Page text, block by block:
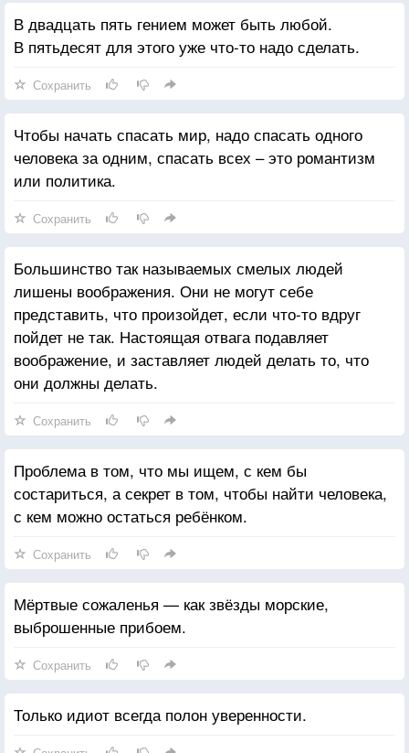
В двадцать пять гением может быть любой.
В пятьдесят для этого уже что-то надо сделать.
Сохранить
Чтобы начать спасать мир, надо спасать одного
человека за одним, спасать всех – это романтизм
или политика.
Сохранить
Большинство так называемых смелых людей
лишены воображения. Они не могут себе
представить, что произойдет, если что-то вдруг
пойдет не так. Настоящая отвага подавляет
воображение, и заставляет людей делать то, что
они должны делать.
Сохранить
Проблема в том, что мы ищем, с кем бы
состариться, а секрет в том, чтобы найти человека,
с кем можно остаться ребёнком.
Сохранить
Мёртвые сожаленья — как звёзды морские,
выброшенные прибоем.
Сохранить
Только идиот всегда полон уверенности.